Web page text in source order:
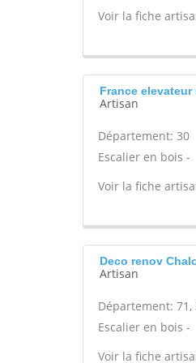
Voir la fiche
France
Artisan
Département: 30
Escalier en bois -
Voir la fiche
Deco renov
Artisan
Département: 71,
Escalier en bois -
Voir la fiche